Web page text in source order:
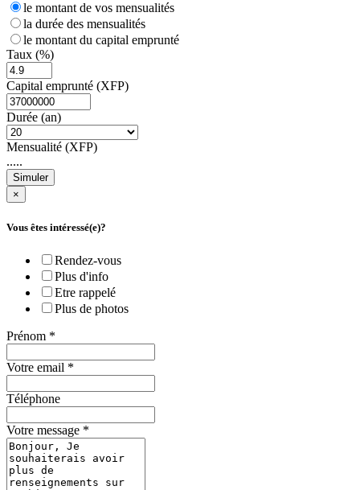
le montant de vos mensualités
la durée des mensualités
le montant du capital emprunté
Taux (%)
Capital emprunté (XFP)
Durée (an)
Mensualité (XFP)
.....
Simuler
×
Vous êtes intéressé(e)?
Rendez-vous
Plus d'info
Etre rappelé
Plus de photos
Prénom *
Votre email *
Téléphone
Votre message *